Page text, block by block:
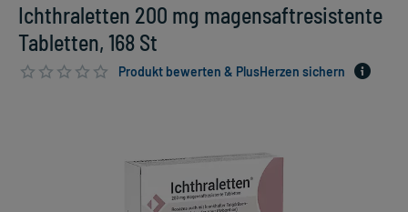
Ichthraletten 200 mg magensaftresistente
Tabletten, 168 St
Produkt bewerten & PlusHerzen sichern